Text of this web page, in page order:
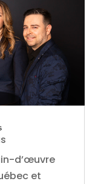
d’œuvre
et